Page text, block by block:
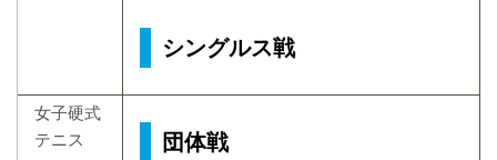
シングルス戦
女子硬式
テニス
団体戦